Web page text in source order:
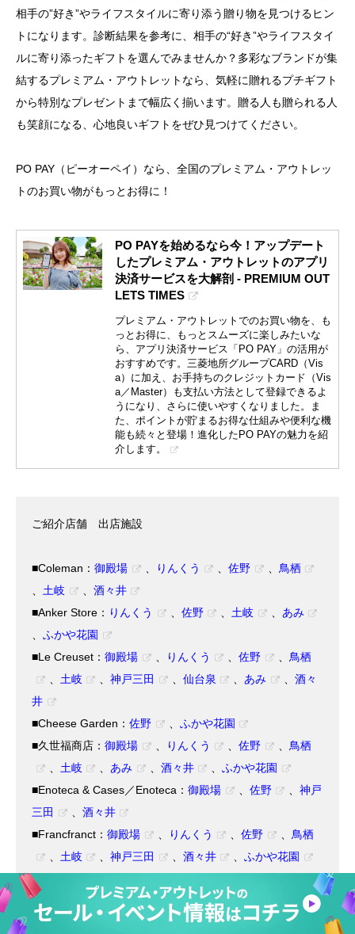
相手の”好き”やライフスタイルに寄り添う贈り物を見つけるヒン
トになります。診断結果を参考に、相手の“好き”やライフスタイ
ルに寄り添ったギフトを選んでみませんか？多彩なブランドが集
結するプレミアム・アウトレットなら、気軽に贈れるプチギフト
から特別なプレゼントまで幅広く揃います。贈る人も贈られる人
も笑顔になる、心地良いギフトをぜひ見つけてください。
PO PAY（ピーオーペイ）なら、全国のプレミアム・アウトレッ
トのお買い物がもっとお得に！
PO PAYを始めるなら今！アップデート
したプレミアム・アウトレットのアプリ
決済サービスを大解剖 - PREMIUM OUT
LETS TIMES
プレミアム・アウトレットでのお買い物を、も
っとお得に、もっとスムーズに楽しみたいな
ら、アプリ決済サービス「PO PAY」の活用が
おすすめです。三菱地所グループCARD（Vis
a）に加え、お手持ちのクレジットカード（Vis
a／Master）も支払い方法として登録できるよ
うになり、さらに使いやすくなりました。ま
た、ポイントが貯まるお得な仕組みや便利な機
能も続々と登場！進化したPO PAYの魅力を紹
介します。
ご紹介店舗 出店施設
■Coleman： 御殿場 りんくう 、佐野
鳥栖
土岐
酒々井
■Anker Store： りんくう 佐野 土岐
あみ
ふかや花園
■Le Creuset： 御殿場 りんくう 、佐野
鳥栖
土岐 、神戸三田 仙台泉 あみ
酒々
井
■Cheese Garden： 佐野
ふかや花園
■久世福商店： 御殿場 りんくう 、佐野
鳥栖
土岐 あみ 酒々井 、ふかや花園
■Enoteca & Cases／Enoteca： 御殿場 佐野 、神戸
三田
酒々井
■Francfranct： 御殿場 りんくう 、佐野
鳥栖
土岐 、神戸三田 酒々井 、ふかや花園
■Plaza：
■Cosme Kitchen Village：御殿場
■United Arrows：御殿場 、 りんくう 、佐野 、